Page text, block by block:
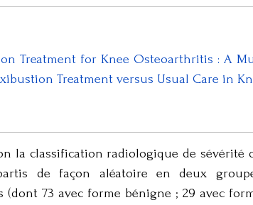
Treatment for Knee Osteoarthritis : A
Treatment versus Usual Care in
la classification radiologique de sévérité
de façon aléatoire en deux
73 avec forme bénigne ; 29 avec